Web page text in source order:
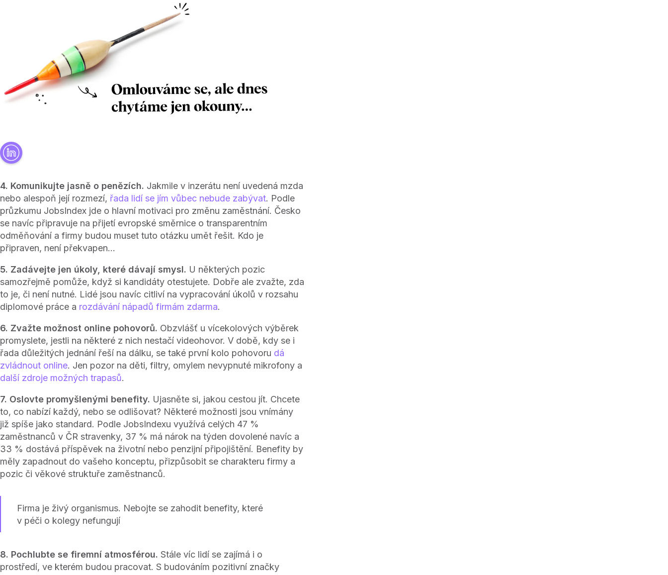
4. Komunikujte jasně o penězích. Jakmile v inzerátu není uvedená mzda
nebo alespoň její rozmezí, řada lidí se jím vůbec nebude zabývat. Podle
průzkumu JobsIndex jde o hlavní motivaci pro změnu zaměstnání. Česko
se navíc připravuje na přijetí evropské směrnice o transparentním
odměňování a firmy budou muset tuto otázku umět řešit. Kdo je
připraven, není překvapen...
5. Zadávejte jen úkoly, které dávají smysl. U některých pozic
samozřejmě pomůže, když si kandidáty otestujete. Dobře ale zvažte, zda
to je, či není nutné. Lidé jsou navíc citliví na vypracování úkolů v rozsahu
diplomové práce a rozdávání nápadů firmám zdarma.
6. Zvažte možnost online pohovorů. Obzvlášť u vícekolových výběrek
promyslete, jestli na některé z nich nestačí videohovor. V době, kdy se i
řada důležitých jednání řeší na dálku, se také první kolo pohovoru dá
zvládnout online. Jen pozor na děti, filtry, omylem nevypnuté mikrofony a
další zdroje možných trapasů.
7. Oslovte promyšlenými benefity. Ujasněte si, jakou cestou jít. Chcete
to, co nabízí každý, nebo se odlišovat? Některé možnosti jsou vnímány
již spíše jako standard. Podle JobsIndexu využívá celých 47 %
zaměstnanců v ČR stravenky, 37 % má nárok na týden dovolené navíc a
33 % dostává příspěvek na životní nebo penzijní připojištění. Benefity by
měly zapadnout do vašeho konceptu, přizpůsobit se charakteru firmy a
pozic či věkové struktuře zaměstnanců.
Firma je živý organismus. Nebojte se zahodit benefity, které
v péči o kolegy nefungují
8. Pochlubte se firemní atmosférou. Stále víc lidí se zajímá i o
prostředí, ve kterém budou pracovat. S budováním pozitivní značky